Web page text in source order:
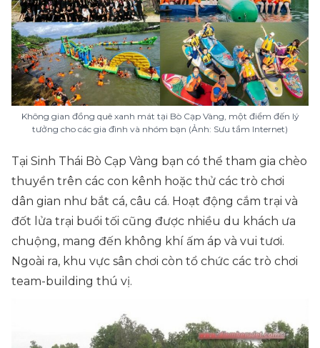
Không gian đồng quê xanh mát tại Bò Cạp Vàng, một điểm đến lý
tưởng cho các gia đình và nhóm bạn (Ảnh: Sưu tầm Internet)
Tại Sinh Thái Bò Cạp Vàng bạn có thể tham gia chèo
thuyền trên các con kênh hoặc thử các trò chơi
dân gian như bắt cá, câu cá. Hoạt động cắm trại và
đốt lửa trại buổi tối cũng được nhiều du khách ưa
chuộng, mang đến không khí ấm áp và vui tươi.
Ngoài ra, khu vực sân chơi còn tổ chức các trò chơi
team-building thú vị.